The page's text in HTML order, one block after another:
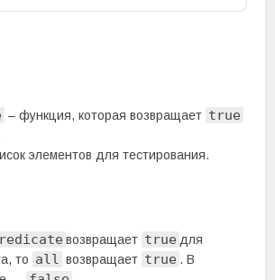
– функция, которая возвращает true
элементов для тестирования.
возвращает true для
то all возвращает true . В